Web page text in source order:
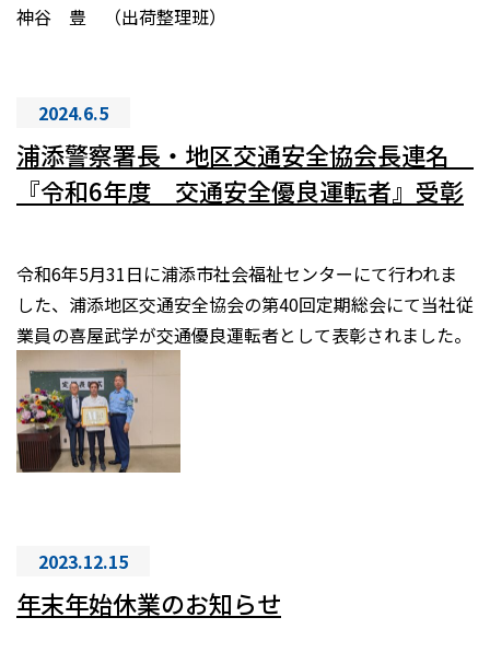
神谷 豊 （出荷整理班）
2024.6.5
浦添警察署長・地区交通安全協会長連名
『令和6年度 交通安全優良運転者』受彰
令和6年5月31日に浦添市社会福祉センターにて行われま
した、浦添地区交通安全協会の第40回定期総会にて当社従
業員の喜屋武学が交通優良運転者として表彰されました。
2023.12.15
年末年始休業のお知らせ